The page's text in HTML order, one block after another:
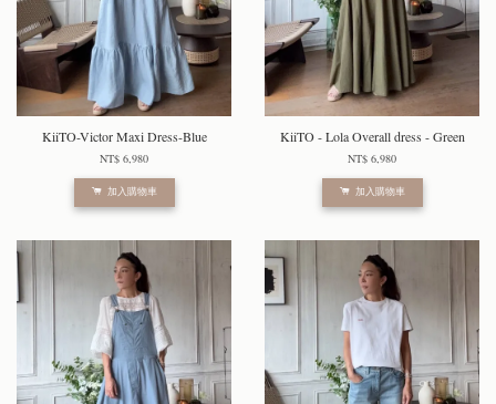
KiiTO-Victor Maxi Dress-Blue
NT$ 6,980
加入購物車
KiiTO - Lola Overall dress - Green
NT$ 6,980
加入購物車